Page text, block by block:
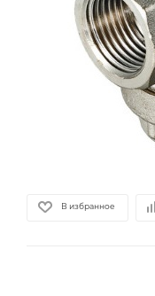
В избранное